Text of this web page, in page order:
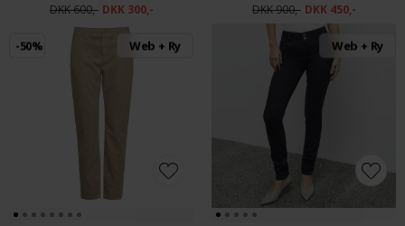
DKK 600,- DKK 300,-
DKK 900,- DKK 450,-
-50% Web + Ry Web + Ry